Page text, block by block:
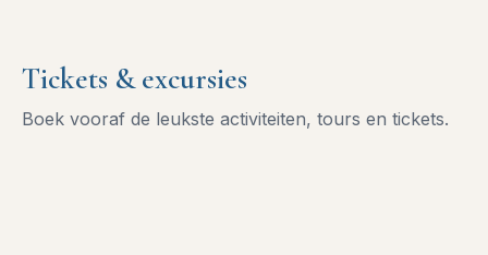
Tickets & excursies
Boek vooraf de leukste activiteiten, tours en tickets.